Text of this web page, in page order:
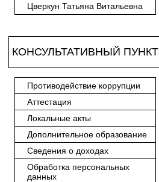
Цверкун Татьяна Витальевна
КОНСУЛЬТАТИВНЫЙ ПУНКТ
Противодействие коррупции
Аттестация
Локальные акты
Дополнительное образование
Сведения о доходах
Обработка персональных
данных